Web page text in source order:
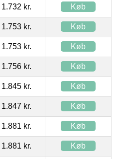
1.732 kr. Køb
1.753 kr. Køb
1.753 kr. Køb
1.756 kr. Køb
1.845 kr. Køb
1.847 kr. Køb
1.881 kr. Køb
1.881 kr. Køb